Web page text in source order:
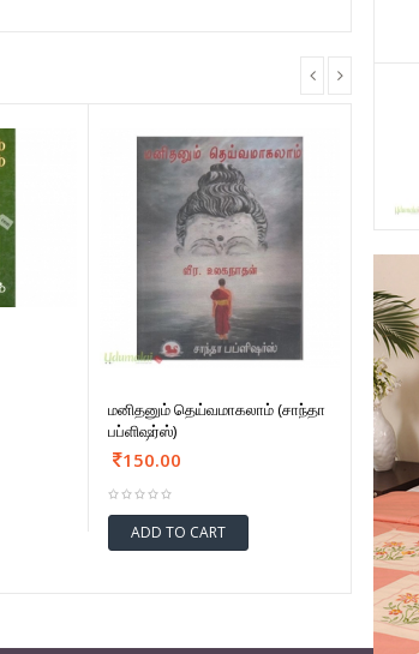
மனிதனும் தெய்வமாகலாம் (சாந்தா
பப்ளிஷர்ஸ்)
150.00
ADD TO CART